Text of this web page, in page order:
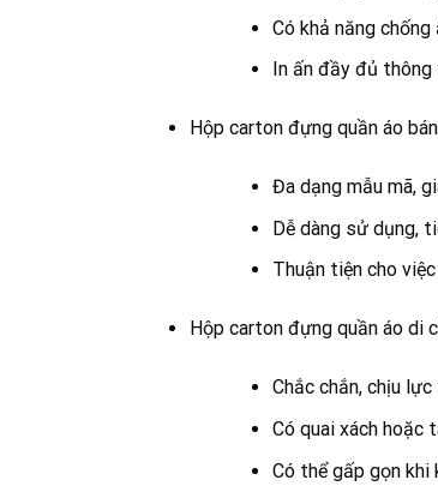
Có khả năng
In ấn đầy đủ
Hộp carton đựng quần áo
Đa dạng mẫu mã,
Dễ dàng sử dụng,
Thuận tiện cho
Hộp carton đựng quần áo di
Chắc chắn, chịu
Có quai xách hoặc
Có thể gấp gọn khi